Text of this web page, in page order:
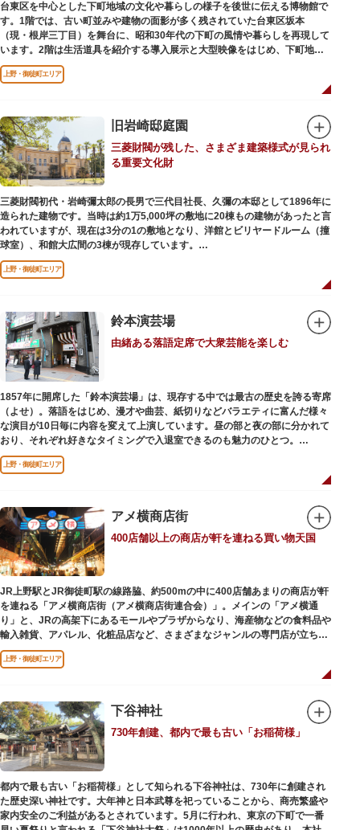
レンガ色のタイル張りの建物は、日本のモダニズム建築の巨匠・前川國男の
設計。
屋外には彫刻等の立体作品も展示されています。
台東区を中心とした下町地域の文化や暮らしの様子を後世に伝える博物館で
す。1階では、古い町並みや建物の面影が多く残されていた台東区坂本
（現・根岸三丁目）を舞台に、昭和30年代の下町の風情や暮らしを再現して
います。2階は生活道具を紹介する導入展示と大型映像をはじめ、下町地域
の歴史や出来事をたどることのできる資料を展示しています。また3階には
企画展示室と、道具や玩具を体験し、調べることができるしたまち情報コー
上野・御徒町エリア
旧岩崎邸庭園
三菱財閥が残した、さまざま建築様式が見られ
る重要文化財
三菱財閥初代・岩崎彌太郎の長男で三代目社長、久彌の本邸として1896年に
造られた建物です。当時は約1万5,000坪の敷地に20棟もの建物があったと言
われていますが、現在は3分の1の敷地となり、洋館とビリヤードルーム（撞
球室）、和館大広間の3棟が現存しています。
【洋館】
鹿鳴館の建築家として知られるジョサイア・コンドルによって設計された西
ています。
【撞球室】
当時の日本では非常に珍しいスイスの山小屋風の撞球室（ビリヤード場）
で、洋館から地下道でつながっています。通常は非公開ですが、毎月15日
（10月のみ10/16）に先着順で限定公開されています。
【和館大広間】
洋館に併置された名棟 梁大河喜十郎の手によるものと伝えられている書院造
りの和館で、当時は550坪に及ぶ洋館を遥かにしのぐ規模でしたが、現在は
冠婚葬祭などに使われていた大広間の1棟だけが残っています。
を一部踏襲している広大な庭は、建築様式同様に和洋併置式とされ、「芝
庭」をもつ近代庭園の初期の形を残しています。江戸時代の石碑や手水鉢、
庭石などが見られ、煉瓦塀を含めた敷地全体が重要文化財に指定されていま
す。
上野・御徒町エリア
鈴本演芸場
由緒ある落語定席で大衆芸能を楽しむ
1857年に開席した「鈴本演芸場」は、現存する中では最古の歴史を誇る寄席
（よせ）。落語をはじめ、漫才や曲芸、紙切りなどバラエティに富んだ様々
な演目が10日毎に内容を変えて上演しています。昼の部と夜の部に分かれて
おり、それぞれ好きなタイミングで入退室できるのも魅力のひとつ。
上演中は飲食も可能です。おすすめは売店で購入できる、お箸で切れるやわ
らかさで有名な「上野 井泉本店」のかつサンド。お弁当やお菓子を食べたり
上野・御徒町エリア
アメ横商店街
400店舗以上の商店が軒を連ねる買い物天国
JR上野駅とJR御徒町駅の線路脇、約500mの中に400店舗あまりの商店が軒
を連ねる「アメ横商店街（アメ横商店街連合会）」。メインの「アメ横通
り」と、JRの高架下にあるモールやプラザからなり、海産物などの食料品や
輸入雑貨、アパレル、化粧品店など、さまざまなジャンルの専門店が立ち並
んでいます。活気ある呼び込みが飛び交うなかで、店員さんとの会話も楽し
みながら目玉商品や特価品を探せるのが魅力のひとつ。年末の叩き売りは風
アメ横のはじまりは、物資が底をついた第二次世界大戦後にできた闇市。多
くの闇市が的屋の仕切りであったのに対して、アメ横は満州からの復員兵が
共同体となり連合会を結成。出店を統制し、商店街が形成されました。
当時、JR上野駅のすぐ南に発生した闇市は、飴を販売する屋台があったこと
から「アメヤ横丁（飴屋通り）」と呼ばれるように。反対側のJR御徒町付近
には、アメリカ進駐軍の放出物資を販売する店ができたので「アメリカ横丁
（アメリカ通り）」と呼ばれるようになりました。この2つのエリアが統合
され、今の「アメ横」になったと言われています。
上野・御徒町エリア
下谷神社
730年創建、都内で最も古い「お稲荷様」
都内で最も古い「お稲荷様」として知られる下谷神社は、730年に創建され
た歴史深い神社です。大年神と日本武尊を祀っていることから、商売繁盛や
家内安全のご利益があるとされています。5月に行われ、東京の下町で一番